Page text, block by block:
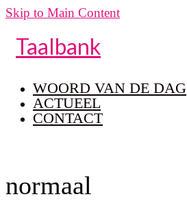
Skip to Main Content
Taalbank
WOORD VAN DE DAG
ACTUEEL
CONTACT
normaal